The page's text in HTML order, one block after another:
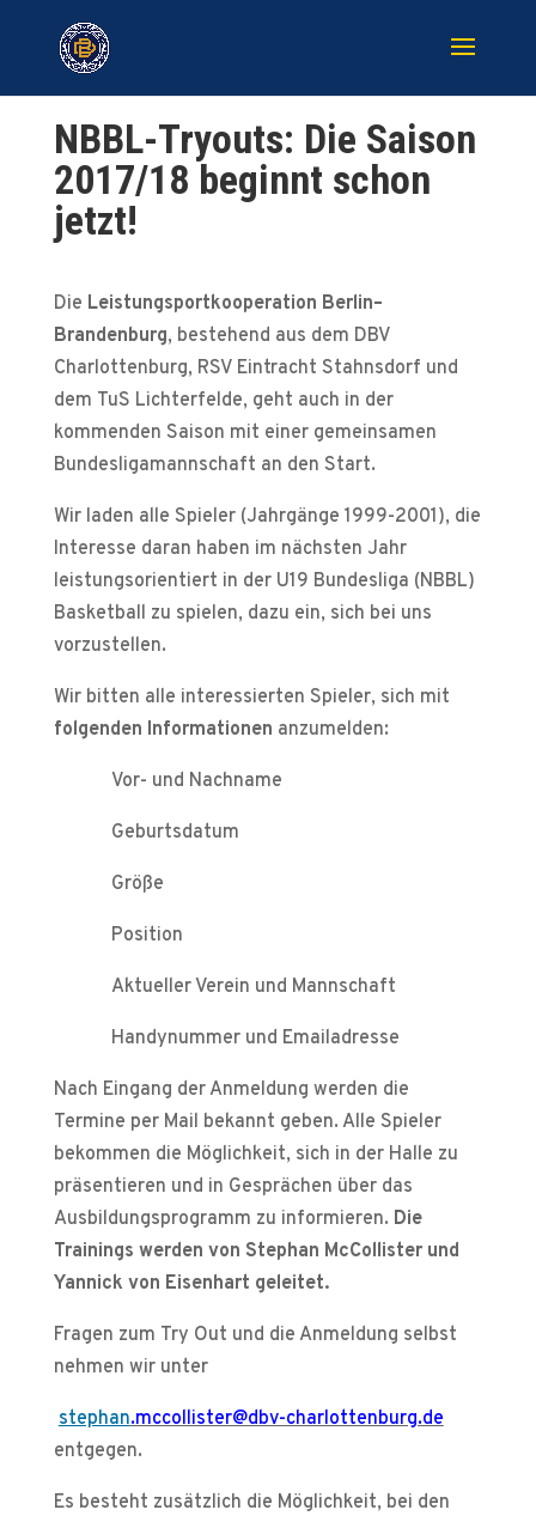
NBBL-Tryouts: Die Saison
2017/18 beginnt schon
jetzt!
Die Leistungsportkooperation Berlin–
Brandenburg, bestehend aus dem DBV
Charlottenburg, RSV Eintracht Stahnsdorf und
dem TuS Lichterfelde, geht auch in der
kommenden Saison mit einer gemeinsamen
Bundesligamannschaft an den Start.
Wir laden alle Spieler (Jahrgänge 1999-2001), die
Interesse daran haben im nächsten Jahr
leistungsorientiert in der U19 Bundesliga (NBBL)
Basketball zu spielen, dazu ein, sich bei uns
vorzustellen.
Wir bitten alle interessierten Spieler, sich mit
folgenden Informationen anzumelden:
Vor- und Nachname
Geburtsdatum
Größe
Position
Aktueller Verein und Mannschaft
Handynummer und Emailadresse
Nach Eingang der Anmeldung werden die
Termine per Mail bekannt geben. Alle Spieler
bekommen die Möglichkeit, sich in der Halle zu
präsentieren und in Gesprächen über das
Ausbildungsprogramm zu informieren. Die
Trainings werden von Stephan McCollister und
Yannick von Eisenhart geleitet.
Fragen zum Try Out und die Anmeldung selbst
nehmen wir unter
stephan.mccollister@dbv-charlottenburg.de
entgegen.
Es besteht zusätzlich die Möglichkeit, bei den